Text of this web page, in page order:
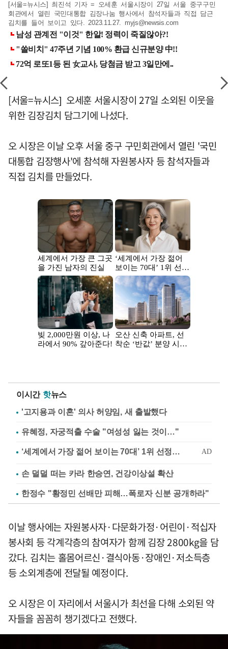
[서울=뉴시스] 최진석 기자 = 오세훈 서울시장이 27일 서울 중구구민
회관에서 열린 국민대통합 김장나눔 행사에서 참석자들과 직접 담근
김치를 들어 보이고 있다. 2023.11.27. myjs@newsis.com
[서울=뉴시스] 오세훈 서울시장이 27일 소외된 이웃을
위한 김장김치 담그기에 나섰다.
오 시장은 이날 오후 서울 중구 구민회관에서 열린 '국민
대통합 김장행사'에 참석해 자원봉사자 등 참석자들과
직접 김치를 만들었다.
이시간 핫뉴스
'고지용과 이혼' 의사 허양임, 새 출발했다
유혜정, 자궁적출 수술 "여성성 잃는 것이…"
손 덜덜 떠는 카라 한승연, 건강이상설 확산
한정수 "황정민 선배만 피해…폭로자 신분 공개하라"
이날 행사에는 자원봉사자·다문화가정·어린이·적십자
봉사회 등 각계각층의 참여자가 함께 김장 2800kg을 담
갔다. 김치는 홀몸어르신·결식아동·장애인·저소득층
등 소외계층에 전달될 예정이다.
오 시장은 이 자리에서 서울시가 최선을 다해 소외된 약
자들을 꼼꼼히 챙기겠다고 전했다.